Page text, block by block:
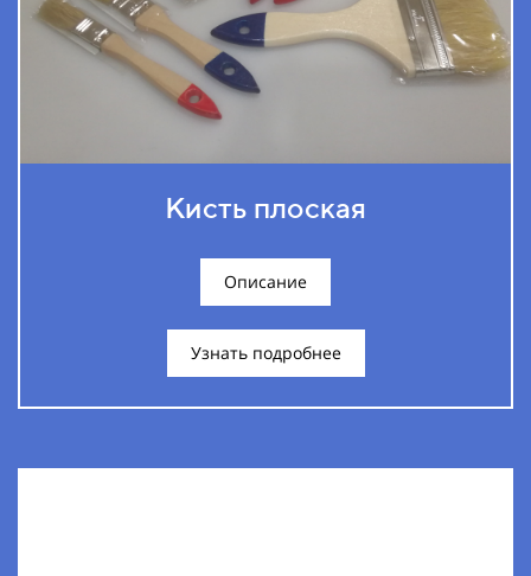
Кисть плоская
Описание
Узнать подробнее